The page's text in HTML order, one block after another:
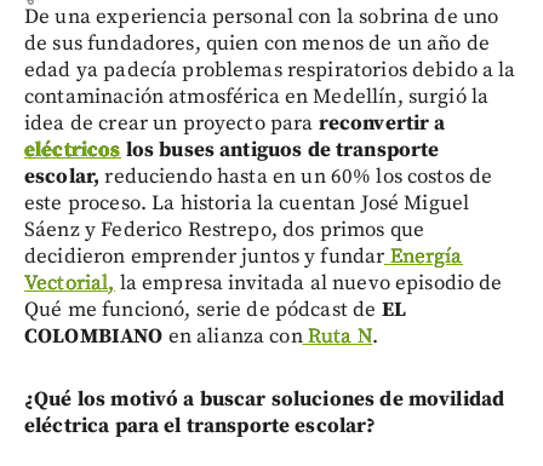
De una experiencia personal con la sobrina de uno
de sus fundadores, quien con menos de un año de
edad ya padecía problemas respiratorios debido a la
contaminación atmosférica en Medellín, surgió la
idea de crear un proyecto para reconvertir a
eléctricos los buses antiguos de transporte
escolar, reduciendo hasta en un 60% los costos de
este proceso. La historia la cuentan José Miguel
Sáenz y Federico Restrepo, dos primos que
decidieron emprender juntos y fundar Energía
Vectorial, la empresa invitada al nuevo episodio de
Qué me funcionó, serie de pódcast de EL
COLOMBIANO en alianza conRuta N.
¿Qué los motivó a buscar soluciones de movilidad
eléctrica para el transporte escolar?